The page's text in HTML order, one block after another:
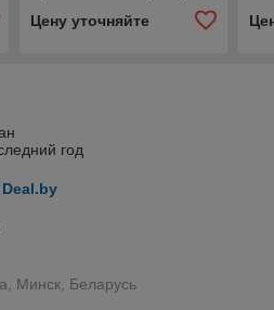
Цену уточняйте
год
Deal.by
Минск, Беларусь